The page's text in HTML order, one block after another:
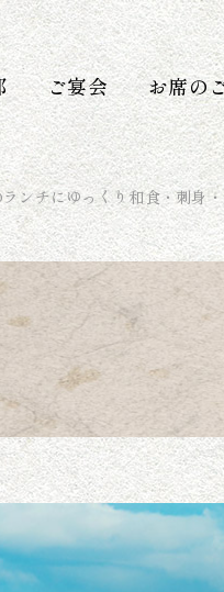
ンチにゆっくり和食・刺身
ご宴会 お席の